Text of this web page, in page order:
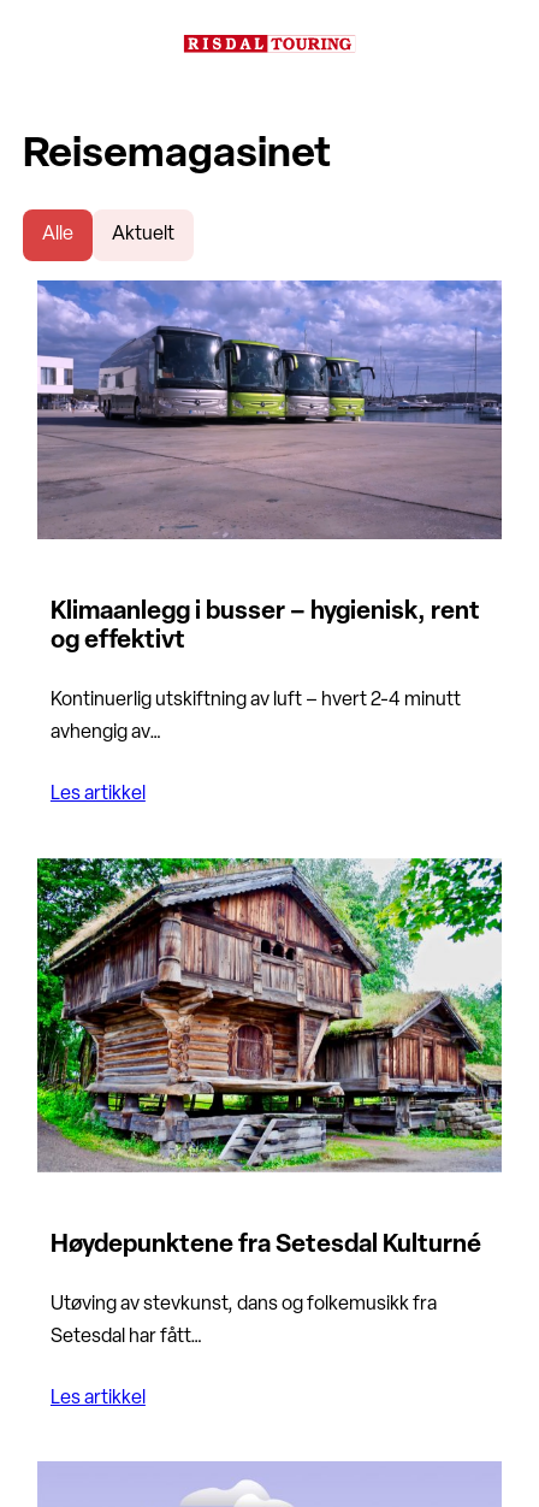
Reisemagasinet
Alle Aktuelt
Klimaanlegg i busser – hygienisk, rent
og effektivt
Kontinuerlig utskiftning av luft – hvert 2-4 minutt
avhengig av…
Les artikkel
Høydepunktene fra Setesdal Kulturné
Utøving av stevkunst, dans og folkemusikk fra
Setesdal har fått…
Les artikkel